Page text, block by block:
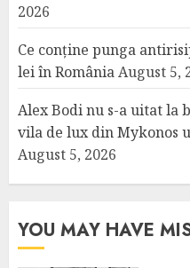
2026
Ce conține punga
lei în RomâniaAugust 5,
Alex Bodi nu s-a uitat la
vila de lux din Mykonos
August 5, 2026
YOU MAY HAVE